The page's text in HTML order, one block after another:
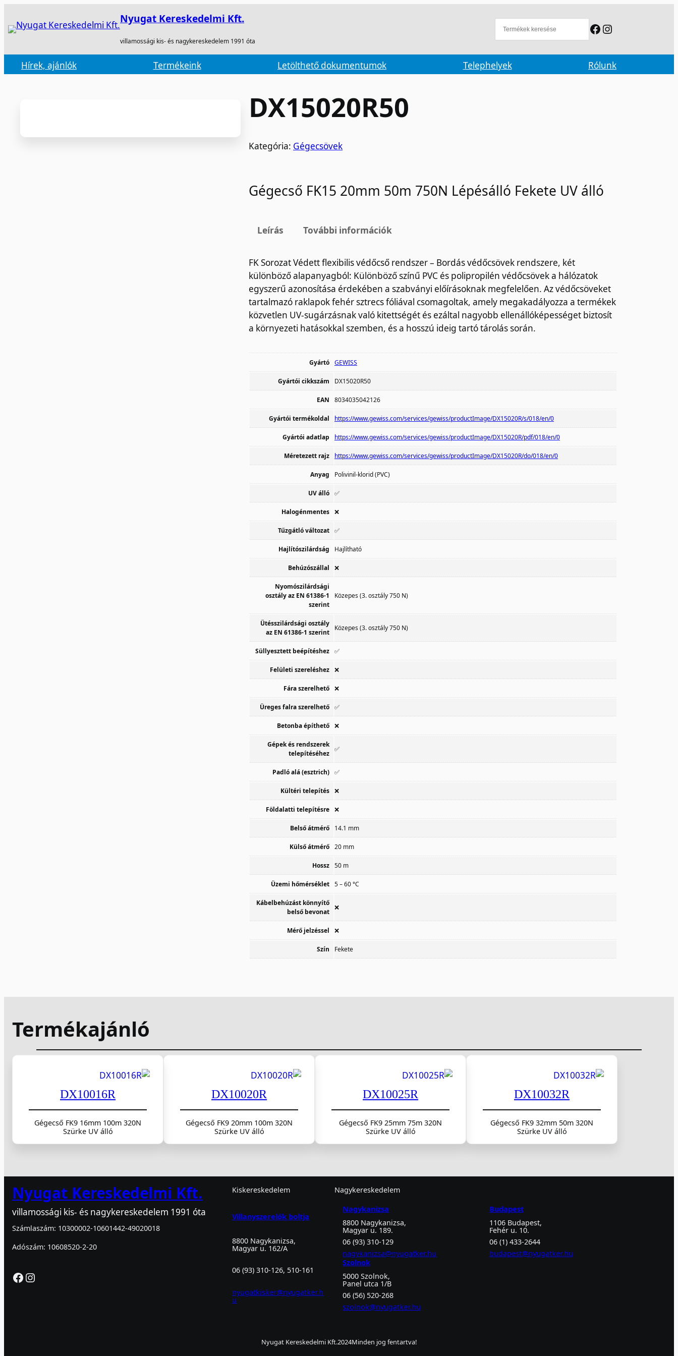
Nyugat Kereskedelmi Kft.
villamossági kis- és nagykereskedelem 1991 óta
Facebook
Instagram
Hírek, ajánlók Termékeink Letölthető dokumentumok Telephelyek Rólunk
DX15020R50
Kategória: Gégecsövek
Gégecső FK15 20mm 50m 750N Lépésálló Fekete UV álló
Leírás További információk
FK Sorozat Védett flexibilis védőcső rendszer – Bordás védőcsövek rendszere, két
különböző alapanyagból: Különböző színű PVC és polipropilén védőcsövek a hálózatok
egyszerű azonosítása érdekében a szabványi előírásoknak megfelelően. Az védőcsöveket
tartalmazó raklapok fehér sztrecs fóliával csomagoltak, amely megakadályozza a termékek
közvetlen UV-sugárzásnak való kitettségét és ezáltal nagyobb ellenállóképességet biztosít
a környezeti hatásokkal szemben, és a hosszú ideig tartó tárolás során.
Gyártó GEWISS
Gyártói cikkszám DX15020R50
EAN 8034035042126
Gyártói termékoldal https://www.gewiss.com/services/gewiss/productImage/DX15020R/s/018/en/0
Gyártói adatlap https://www.gewiss.com/services/gewiss/productImage/DX15020R/pdf/018/en/0
Méretezett rajz https://www.gewiss.com/services/gewiss/productImage/DX15020R/do/018/en/0
Anyag Polivinil-klorid (PVC)
UV álló ✅
Halogénmentes ❌
Tűzgátló változat ✅
Hajlítószilárdság Hajlítható
Behúzószállal ❌
Nyomószilárdsági
osztály az EN 61386-1
szerint
Közepes (3. osztály 750 N)
Ütésszilárdsági osztály
az EN 61386-1 szerint
Közepes (3. osztály 750 N)
Süllyesztett beépítéshez ✅
Felületi szereléshez ❌
Fára szerelhető ❌
Üreges falra szerelhető ✅
Betonba építhető ❌
Gépek és rendszerek
telepítéséhez
✅
Padló alá (esztrich) ✅
Kültéri telepítés ❌
Földalatti telepítésre ❌
Belső átmérő 14.1 mm
Külső átmérő 20 mm
Hossz 50 m
Üzemi hőmérséklet 5 – 60 °C
Kábelbehúzást könnyítő
belső bevonat
❌
Mérő jelzéssel ❌
Szín Fekete
Termékajánló
DX10032R
Gégecső FK9 32mm 50m 320N
Szürke UV álló
DX10025R
Gégecső FK9 25mm 75m 320N
Szürke UV álló
DX10020R
Gégecső FK9 20mm 100m 320N
Szürke UV álló
DX10016R
Gégecső FK9 16mm 100m 320N
Szürke UV álló
Nyugat Kereskedelmi Kft.
villamossági kis- és nagykereskedelem 1991 óta
Számlaszám: 10300002-10601442-49020018
Adószám: 10608520-2-20
Facebook Instagram
Kiskereskedelem
Villanyszerelők boltja
8800 Nagykanizsa,
Magyar u. 162/A
06 (93) 310-126, 510-161
nyugatkisker@nyugatker.h
u
Nagykereskedelem
Nagykanizsa
8800 Nagykanizsa,
Magyar u. 189.
06 (93) 310-129
nagykanizsa@nyugatker.hu
Budapest
1106 Budapest,
Fehér u. 10.
06 (1) 433-2644
budapest@nyugatker.hu
Szolnok
5000 Szolnok,
Panel utca 1/B
06 (56) 520-268
szolnok@nyugatker.hu
Nyugat Kereskedelmi Kft.2024Minden jog fentartva!